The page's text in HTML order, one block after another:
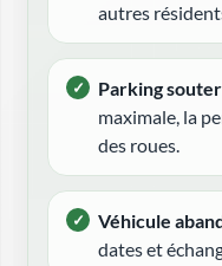
autres
Parking
maximale, la
des roues.
Véhicule
dates et